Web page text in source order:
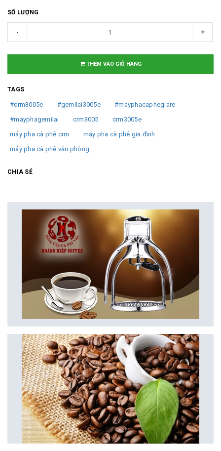
SỐ LƯỢNG
- +
THÊM VÀO GIỎ HÀNG
TAGS
#crm3005e #gemilai3005e
#mayphacaphegiare
#mayphagemilai
crm3005
crm3005e
máy pha cà phê crm
máy pha cà phê gia đình
máy pha cà phê văn phòng
CHIA SẺ